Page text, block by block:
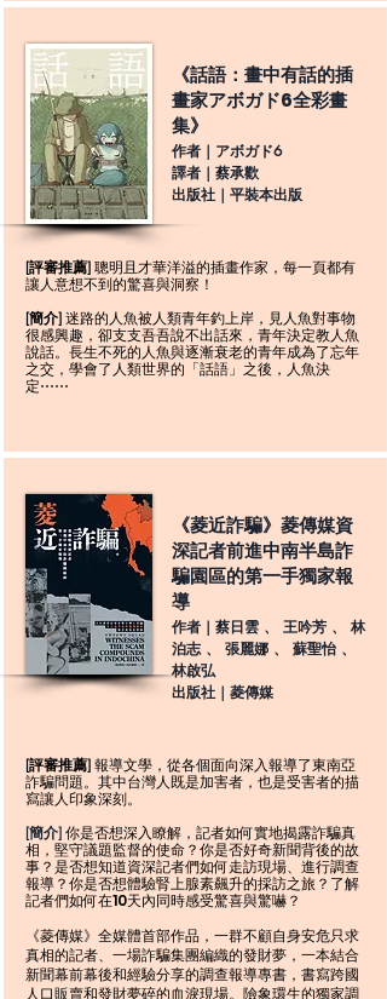
《話語：畫中有話的插
畫家アボガド6全彩畫
集》
作者｜アボガド6
譯者｜蔡承歡
出版社｜平裝本出版
[評審推薦] 聰明且才華洋溢的插畫作家，每一頁都有
讓人意想不到的驚喜與洞察！
[簡介] 迷路的人魚被人類青年釣上岸，見人魚對事物
很感興趣，卻支支吾吾說不出話來，青年決定教人魚
說話。長生不死的人魚與逐漸衰老的青年成為了忘年
之交，學會了人類世界的「話語」之後，人魚決
定⋯⋯
《菱近詐騙》菱傳媒資
深記者前進中南半島詐
騙園區的第一手獨家報
導
作者｜蔡日雲 、 王吟芳 、 林
泊志 、 張麗娜 、 蘇聖怡 、
林啟弘
出版社｜菱傳媒
[評審推薦] 報導文學，從各個面向深入報導了東南亞
詐騙問題。其中台灣人既是加害者，也是受害者的描
寫讓人印象深刻。
[簡介] 你是否想深入瞭解，記者如何實地揭露詐騙真
相，堅守議題監督的使命？你是否好奇新聞背後的故
事？是否想知道資深記者們如何走訪現場、進行調查
報導？你是否想體驗腎上腺素飆升的採訪之旅？了解
記者們如何在10天內同時感受驚喜與驚嚇？
《菱傳媒》全媒體首部作品，一群不顧自身安危只求
真相的記者、一場詐騙集團編織的發財夢，一本結合
新聞幕前幕後和經驗分享的調查報導專書，書寫跨國
人口販賣和發財夢碎的血淚現場。險象環生的獨家調